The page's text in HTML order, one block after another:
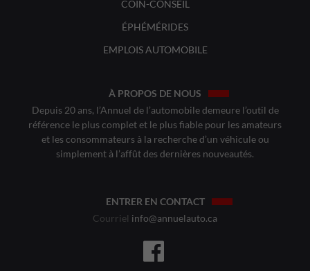
COIN-CONSEIL
ÉPHÉMÉRIDES
EMPLOIS AUTOMOBILE
À PROPOS DE NOUS
Depuis 20 ans, l’Annuel de l’automobile demeure l’outil de
référence le plus complet et le plus fiable pour les amateurs
et les consommateurs à la recherche d’un véhicule ou
simplement à l’affût des dernières nouveautés.
ENTRER EN CONTACT
Courriel info@annuelauto.ca